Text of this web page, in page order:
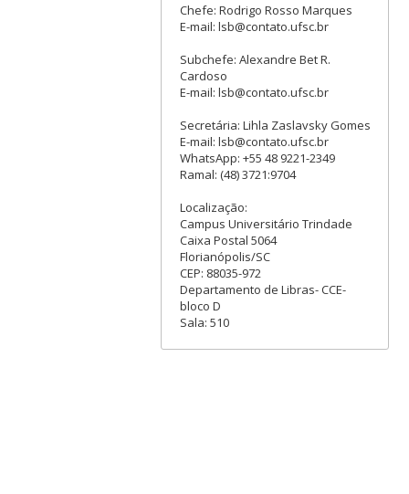
Chefe: Rodrigo Rosso Marques
E-mail: lsb@contato.ufsc.br
Subchefe: Alexandre Bet R.
Cardoso
E-mail: lsb@contato.ufsc.br
Secretária: Lihla Zaslavsky Gomes
E-mail: lsb@contato.ufsc.br
WhatsApp: +55 48 9221-2349
Ramal: (48) 3721:9704
Localização:
Campus Universitário Trindade
Caixa Postal 5064
Florianópolis/SC
CEP: 88035-972
Departamento de Libras- CCE-
bloco D
Sala: 510